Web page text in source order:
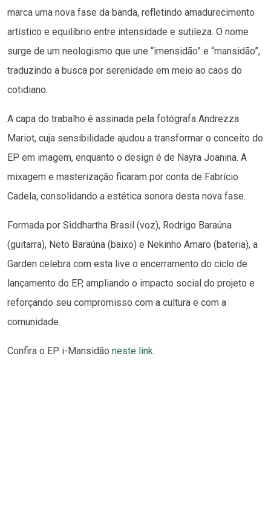
marca uma nova fase da banda, refletindo amadurecimento
artístico e equilíbrio entre intensidade e sutileza. O nome
surge de um neologismo que une “imensidão” e “mansidão”,
traduzindo a busca por serenidade em meio ao caos do
cotidiano.
A capa do trabalho é assinada pela fotógrafa Andrezza
Mariot, cuja sensibilidade ajudou a transformar o conceito do
EP em imagem, enquanto o design é de Nayra Joanina. A
mixagem e masterização ficaram por conta de Fabrício
Cadela, consolidando a estética sonora desta nova fase.
Formada por Siddhartha Brasil (voz), Rodrigo Baraúna
(guitarra), Neto Baraúna (baixo) e Nekinho Amaro (bateria), a
Garden celebra com esta live o encerramento do ciclo de
lançamento do EP, ampliando o impacto social do projeto e
reforçando seu compromisso com a cultura e com a
comunidade.
Confira o EP i-Mansidão neste link.